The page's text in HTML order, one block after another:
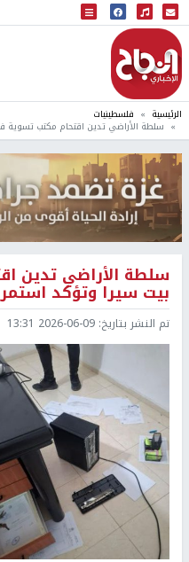
البث المباشر
إذاعة النجاح
الرئيسية فلسطينيات
سلطة الأراضي تدين اقتحام مكتب تسوية
سلطة الأراضي تدين
بيت سيرا وتؤكد
تم النشر بتاريخ: 2026-06-09 13:31